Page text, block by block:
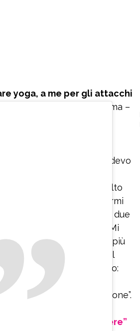
yoga, a me per gli attacchi
veramente tanto, mi calma –
paura o inizio ad
perché ho un
facile, inspiro
stavo male e prendevo
mi arrivavano gli
erano veramente molto
non riuscivo ad alzarmi
dalla stanza. Sono stata due
con le tende chiuse. Mi
Io ci provavo ma andavo più
imparare a farlo nel
rinnovo il mio consiglio:
se volete uscire dagli
portano alla depressione”.
sparita per sopravvivere”